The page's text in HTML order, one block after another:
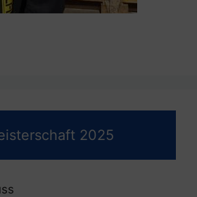
2025